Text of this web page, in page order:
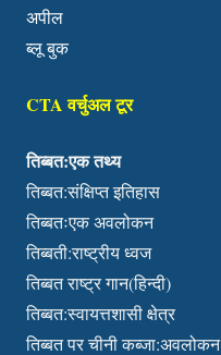
अपील
ब्लू बुक
CTA वर्चुअल टूर
तिब्बत:एक तथ्य
तिब्बत:संक्षिप्त इतिहास
तिब्बतःएक अवलोकन
तिब्बती:राष्ट्रीय ध्वज
तिब्बत राष्ट्र गान(हिन्दी)
तिब्बत:स्वायत्तशासी क्षेत्र
तिब्बत पर चीनी कब्जा:अवलोकन